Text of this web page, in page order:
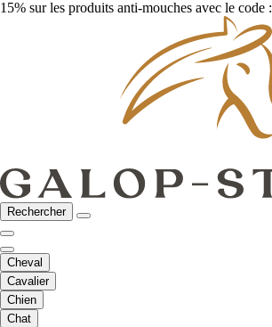
15% sur les produits anti-mouches avec le code :
Rechercher
Cheval
Cavalier
Chien
Chat